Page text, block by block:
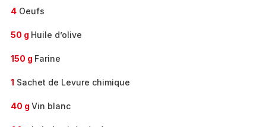
4 Oeufs
50 g Huile d’olive
150 g Farine
1 Sachet de Levure chimique
40 g Vin blanc